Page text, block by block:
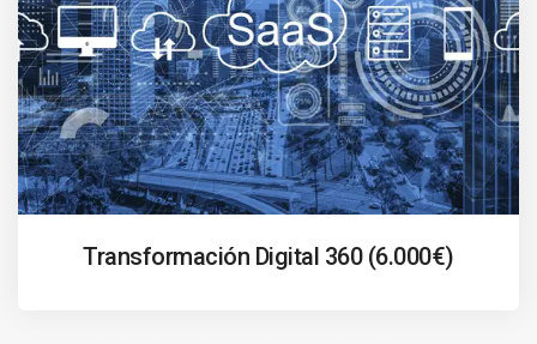
Transformación Digital 360 (6.000€)